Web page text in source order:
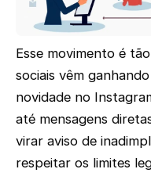
Esse movimento é
sociais vêm
novidade no
até mensagens
virar aviso de
respeitar os limites